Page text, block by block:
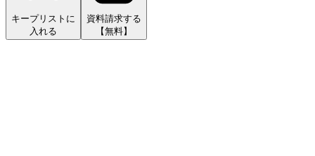
キープリストに
入れる
資料請求する
【無料】